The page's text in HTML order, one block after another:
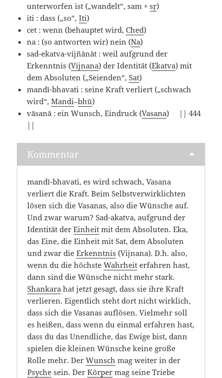
unterworfen ist („wandelt“, sam +sṛ)
iti : dass („so“,Iti)
cet : wenn (behauptet wird,Ched)
na : (so antworten wir) nein (Na)
sad-ekatva-vijñānāt : weil aufgrund der
Erkenntnis (Vijnana) der Identität (Ekatva) mit
dem Absoluten („Seienden“,Sat)
mandī-bhavati : seine Kraft verliert („schwach
wird“,Mandi–bhū)
vāsanā : ein Wunsch, Eindruck (Vasana) || 444
||
Kommentar
mandī-bhavati, es wird schwach, Vasana
verliert die Kraft. Beim Selbstverwirklichten
lösen sich die Vasanas, also die Wünsche auf.
Und zwar warum? Sad-akatva, aufgrund der
Identität derEinheit mit dem Absoluten. Eka,
das Eine, die Einheit mit Sat, dem Absoluten
und zwar dieErkenntnis (Vijnana). D.h. also,
wenn du die höchsteWahrheit erfahren hast,
dann sind die Wünsche nicht mehr stark.
Shankara hat jetzt gesagt, dass sie ihre Kraft
verlieren. Eigentlich steht dort nicht wirklich,
dass sich die Vasanas auflösen. Vielmehr soll
es heißen, dass wenn du einmal erfahren hast,
dass du das Unendliche, das Ewige bist, dann
spielen die kleinen Wünsche keine große
Rolle mehr. DerWunsch mag weiter in der
Psyche sein. DerKörper mag seine Triebe